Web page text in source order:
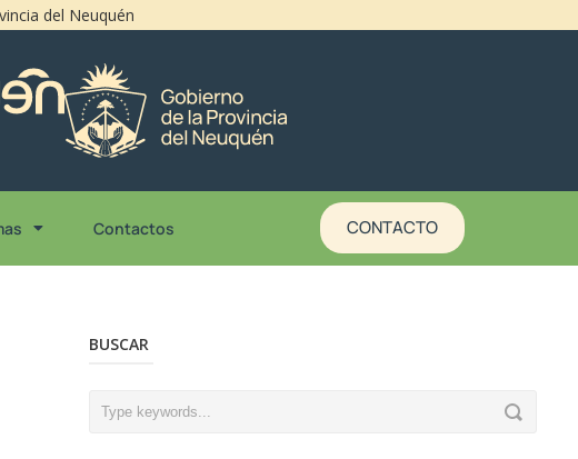
del Neuquén
Contactos CONTACTO
BUSCAR